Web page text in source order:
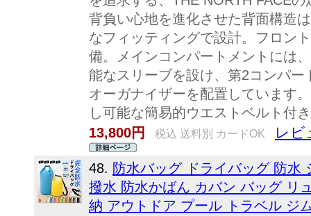
背負い心地を進化させた背面構造
なフィッティングで設計。フロン
備。メインコンパートメントには
能なスリーブを設け、第2コンパ
オーガナイザーを配置しています
し可能な簡易的ウエストベルト付
13,800円
税込 送料別 カードOK レビ
48. 防水バッグ ドライバッグ 防水
撥水 防水かばん カバン バッグ リ
納 アウトドア プール トラベル ジ